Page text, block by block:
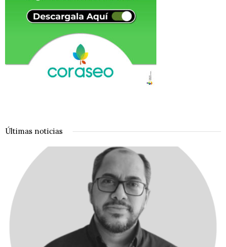
Últimas noticias